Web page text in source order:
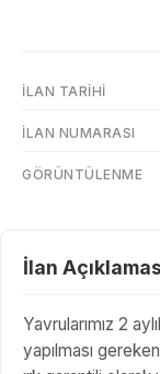
İLAN TARIHI
İLAN NUMARASI
GÖRÜNTÜLENME
İlan
Yavrularımız 2
yapılması